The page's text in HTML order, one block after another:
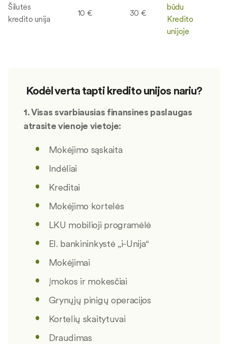
Šilutės
kredito unija
10 € 30 €
būdu
Kredito
unijoje
Kodėl verta tapti kredito unijos nariu?
1. Visas svarbiausias finansines paslaugas
atrasite vienoje vietoje:
Mokėjimo sąskaita
Indėliai
Kreditai
Mokėjimo kortelės
LKU mobilioji programėlė
El. bankininkystė „i-Unija“
Mokėjimai
Įmokos ir mokesčiai
Grynųjų pinigų operacijos
Kortelių skaitytuvai
Draudimas